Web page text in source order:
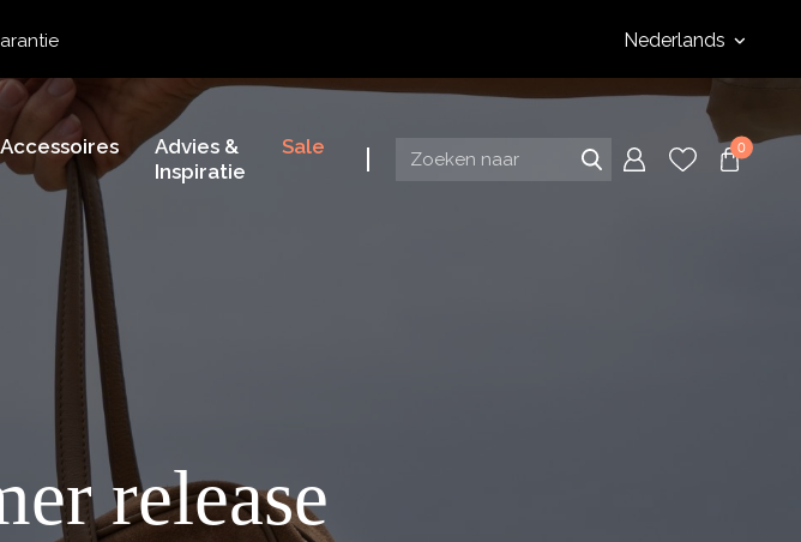
uit 5 op
verzonden.
vanaf 39,95 euro
uit 5 op TrustedShops
Nederlands
Accessoires
Advies &
Inspiratie
Sale 0
release